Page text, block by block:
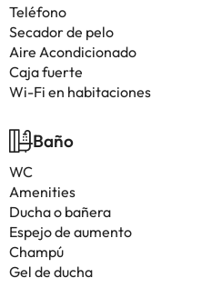
Teléfono
Secador de pelo
Aire Acondicionado
Caja fuerte
Wi-Fi en habitaciones
Baño
WC
Amenities
Ducha o bañera
Espejo de aumento
Champú
Gel de ducha